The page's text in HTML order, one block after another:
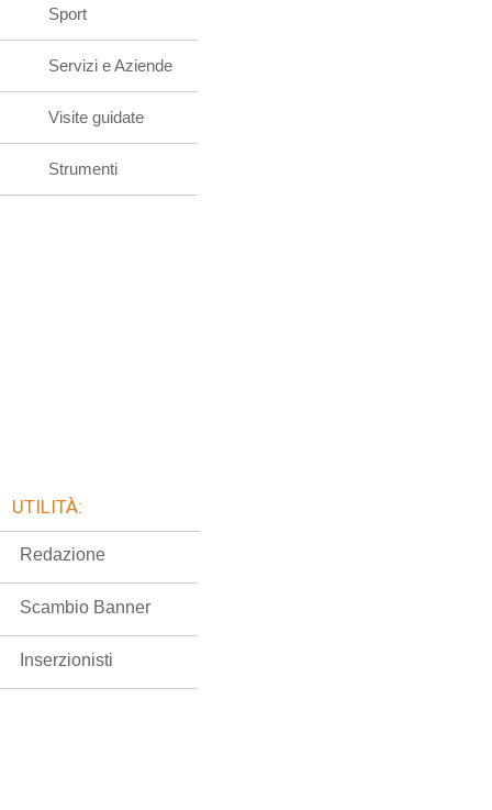
Sport
Servizi e Aziende
Visite guidate
Strumenti
UTILITÀ:
Redazione
Scambio Banner
Inserzionisti